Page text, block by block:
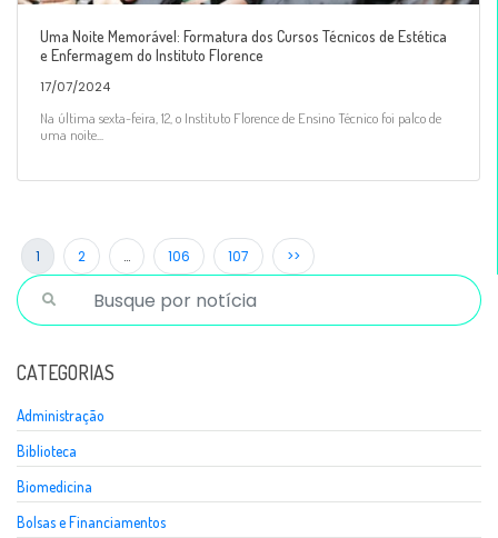
Uma Noite Memorável: Formatura dos Cursos Técnicos de Estética
e Enfermagem do Instituto Florence
17/07/2024
Na última sexta-feira, 12, o Instituto Florence de Ensino Técnico foi palco de
uma noite...
1 2 … 106 107 >>
CATEGORIAS
Administração
Biblioteca
Biomedicina
Bolsas e Financiamentos